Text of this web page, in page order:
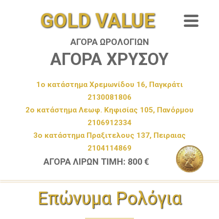
GOLD VALUE
ΑΓΟΡΑ ΩΡΟΛΟΓΙΩΝ
ΑΓΟΡΑ ΧΡΥΣΟΥ
1ο κατάστημα Χρεμωνίδου 16, Παγκράτι
2130081806
2ο κατάστημα Λεωφ. Κηφισίας 105, Πανόρμου
2106912334
3ο κατάστημα Πραξιτελους 137, Πειραιας
2104114869
ΑΓΟΡΑ ΛΙΡΩΝ ΤΙΜΗ: 800 €
Επώνυμα Ρολόγια